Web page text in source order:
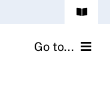
Toggle
Go to...